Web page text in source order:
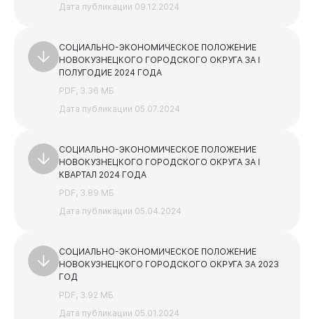
Документы
Виртуальная
Дата публикации 09.12.2024
СОЦИАЛЬНО-ЭКОНОМИЧЕСКОЕ ПОЛОЖЕНИЕ
НОВОКУЗНЕЦКОГО ГОРОДСКОГО ОКРУГА ЗА I
ПОЛУГОДИЕ 2024 ГОДА
PDF, 3.36 МБ
Дата публикации 05.07.2024
СОЦИАЛЬНО-ЭКОНОМИЧЕСКОЕ ПОЛОЖЕНИЕ
НОВОКУЗНЕЦКОГО ГОРОДСКОГО ОКРУГА ЗА I
КВАРТАЛ 2024 ГОДА
PDF, 3.89 МБ
Дата публикации 05.04.2024
СОЦИАЛЬНО-ЭКОНОМИЧЕСКОЕ ПОЛОЖЕНИЕ
НОВОКУЗНЕЦКОГО ГОРОДСКОГО ОКРУГА ЗА 2023
ГОД
PDF, 3.92 МБ
Дата публикации 05.01.2024